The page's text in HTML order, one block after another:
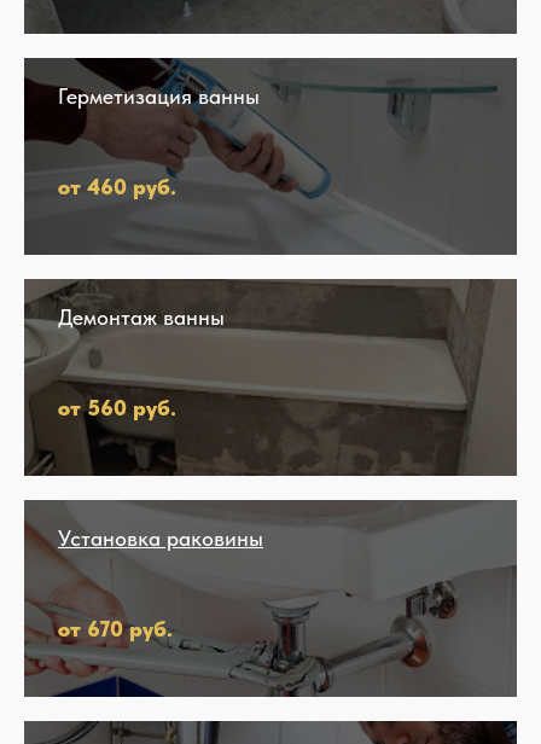
Герметизация ванны
от 460 руб.
Демонтаж ванны
от 560 руб.
Установка раковины
от 670 руб.